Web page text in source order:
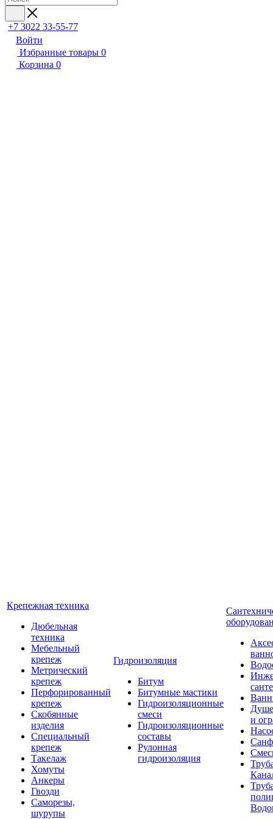
+7 3022 33-55-77
Войти
Избранные товары 0
Корзина 0
Крепежная техника
Дюбельная
техника
Мебельный
крепеж
Метрический
крепеж
Перфорированный
крепеж
Скобянные
изделия
Специальный
крепеж
Такелаж
Хомуты
Анкеры
Гвозди
Саморезы,
шурупы
Гидроизоляция
Битум
Битумные мастики
Гидроизоляционные
смеси
Гидроизоляционные
составы
Рулонная
гидроизоляция
и